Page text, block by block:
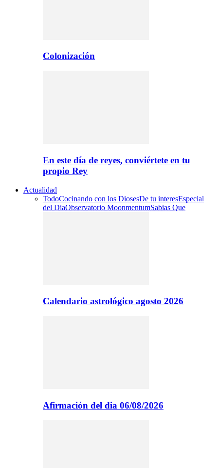
Colonización
En este día de reyes, conviértete en tu
propio Rey
Actualidad
TodoCocinando con los DiosesDe tu interesEspecial
del DiaObservatorio MoonmentumSabias Que
Calendario astrológico agosto 2026
Afirmación del dia 06/08/2026